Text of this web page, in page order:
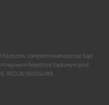
Rzeszów, zarejestrowana przez Sąd
Krajowym Rejestrze Sądowym pod
REGON 360344189.